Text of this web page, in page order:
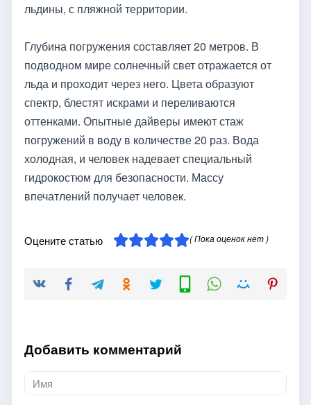
льдины, с пляжной территории.
Глубина погружения составляет 20 метров. В
подводном мире солнечный свет отражается от
льда и проходит через него. Цвета образуют
спектр, блестят искрами и переливаются
оттенками. Опытные дайверы имеют стаж
погружений в воду в количестве 20 раз. Вода
холодная, и человек надевает специальный
гидрокостюм для безопасности. Массу
впечатлений получает человек.
Оцените статью ( Пока оценок нет )
Добавить комментарий
Имя
*